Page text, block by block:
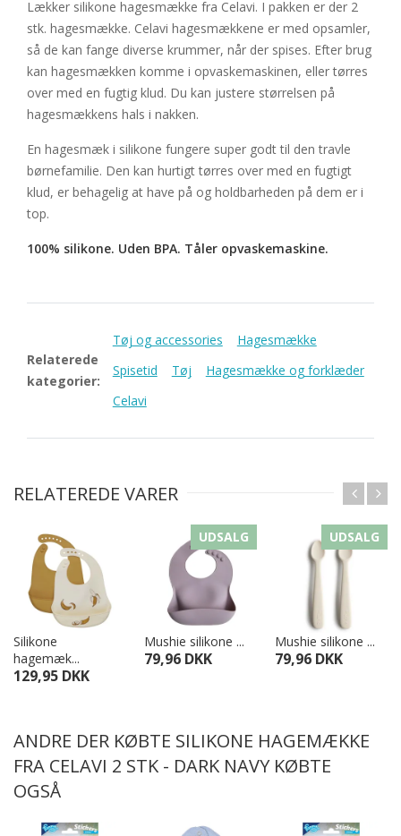
Lækker silikone hagesmække fra Celavi. I pakken er der 2
stk. hagesmække. Celavi hagesmækkene er med opsamler,
så de kan fange diverse krummer, når der spises. Efter brug
kan hagesmækken komme i opvaskemaskinen, eller tørres
over med en fugtig klud. Du kan justere størrelsen på
hagesmækkens hals i nakken.
En hagesmæk i silikone fungere super godt til den travle
børnefamilie. Den kan hurtigt tørres over med en fugtigt
klud, er behagelig at have på og holdbarheden på dem er i
top.
100% silikone. Uden BPA. Tåler opvaskemaskine.
Relaterede
kategorier:
Tøj og accessories
Hagesmække
Spisetid
Tøj
Hagesmække og forklæder
Celavi
RELATEREDE VARER
Silikone
hagemæk...
129,95 DKK
UDSALG
Mushie silikone ...
79,96 DKK
UDSALG
Mushie silikone ...
79,96 DKK
ANDRE DER KØBTE SILIKONE HAGEMÆKKE
FRA CELAVI 2 STK - DARK NAVY KØBTE
OGSÅ